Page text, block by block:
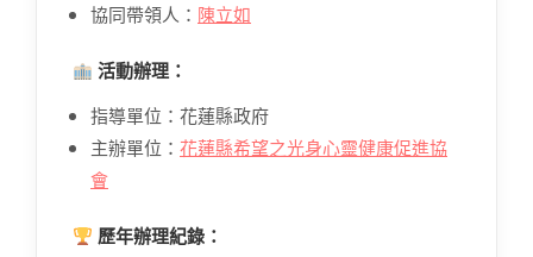
協同帶領人： 陳立如
活動辦理：
指導單位：花蓮縣政府
主辦單位： 花蓮縣希望之光身心靈健康促進協
會
歷年辦理紀錄：